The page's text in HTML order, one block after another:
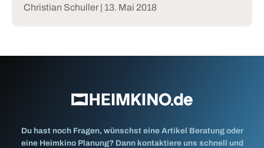
Christian Schuller | 13. Mai 2018
Du hast noch Fragen, wünschst eine Artikel Beratung oder
eine Heimkino Planung? Dann kontaktiere uns schnell und